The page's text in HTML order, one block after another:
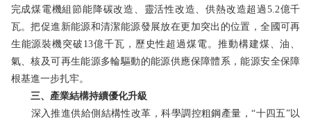
完成煤電機組節能降碳改造、靈活性改造、供熱改造超過5.2億千
瓦。把促進新能源和清潔能源發展放在更加突出的位置，全國可再
生能源裝機突破13億千瓦，歷史性超過煤電。推動構建煤、油、
氣、核及可再生能源多輪驅動的能源供應保障體系，能源安全保障
根基進一步扎牢。
三、產業結構持續優化升級
深入推進供給側結構性改革，科學調控粗鋼產量，“十四五”以